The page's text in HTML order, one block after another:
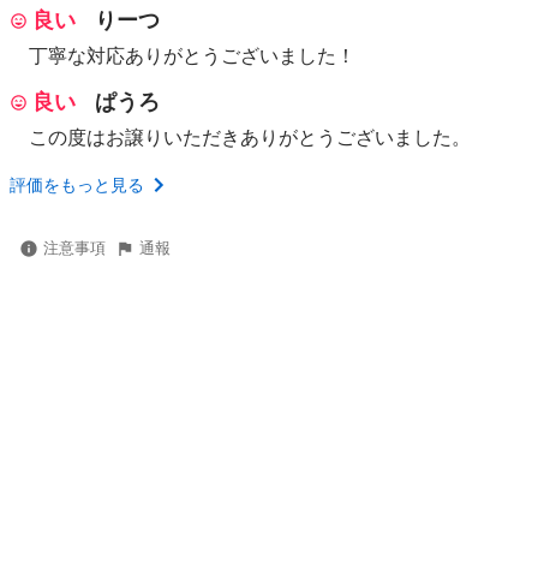
良い りーつ
丁寧な対応ありがとうございました！
良い ぱうろ
この度はお譲りいただきありがとうございました。
評価をもっと見る
注意事項 通報